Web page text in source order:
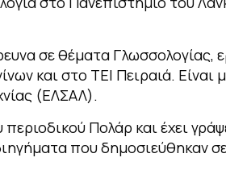
σε θέματα Γλωσσολογίας,
και στο ΤΕΙ Πειραιά. Είναι
(ΕΛΣΑΛ).
Πολάρ και έχει
που δημοσιεύθηκαν